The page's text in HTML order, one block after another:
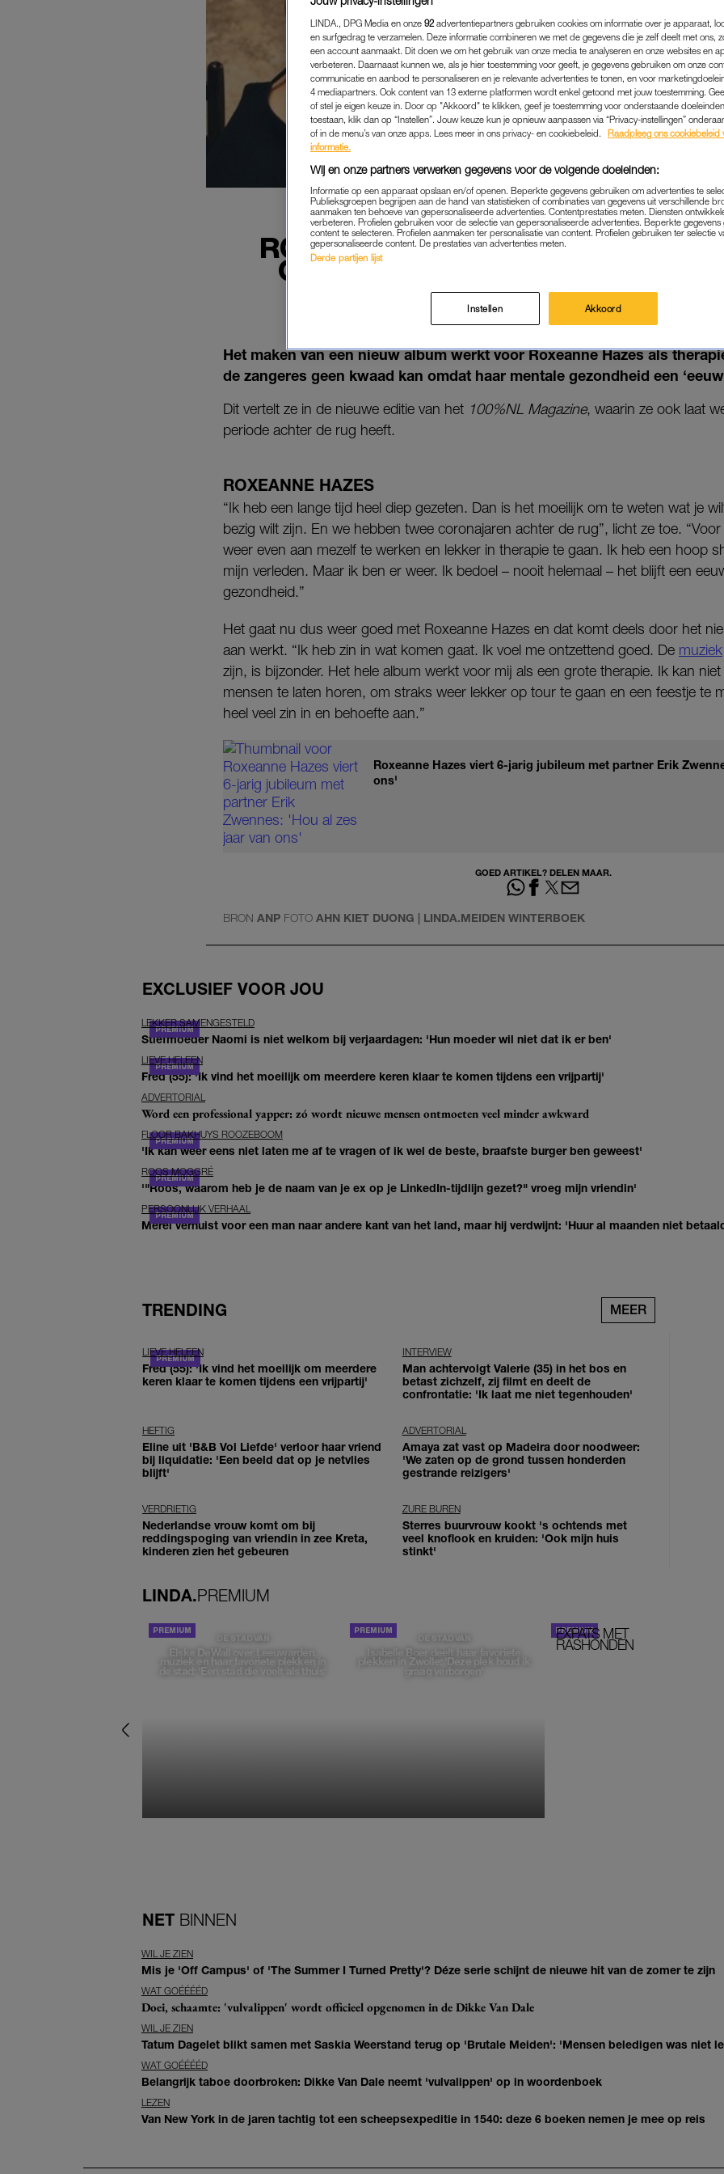
ROXEANNE HAZES OPEN OVER
GEZONDHEID: 'HEB EEN HOOP
VERWERKEN'
ENTERTAINMENT|MENTALE GEZONDHEID
08-11-2022 JUJUBE ZEGUERS
Het maken van een nieuw album werkt voor Roxeanne Hazes als
de zangeres geen kwaad kan omdat haar mentale gezondheid een
Dit vertelt ze in de nieuwe editie van het 100%NL Magazine, waarin ze ook laat
periode achter de rug heeft.
ROXEANNE HAZES
“Ik heb een lange tijd heel diep gezeten. Dan is het moeilijk om te weten wat je
bezig wilt zijn. En we hebben twee coronajaren achter de rug”, licht ze toe.
weer even aan mezelf te werken en lekker in therapie te gaan. Ik heb een hoop
mijn verleden. Maar ik ben er weer. Ik bedoel – nooit helemaal – het blijft een
gezondheid.”
Het gaat nu dus weer goed met Roxeanne Hazes en dat komt deels door het
aan werkt. “Ik heb zin in wat komen gaat. Ik voel me ontzettend goed. De muziek
zijn, is bijzonder. Het hele album werkt voor mij als een grote therapie. Ik kan
mensen te laten horen, om straks weer lekker op tour te gaan en een feestje te
heel veel zin in en behoefte aan.”
Roxeanne Hazes viert 6-jarig jubileum met partner Erik
ons'
GOED ARTIKEL? DELEN MAAR.
BRON ANP FOTO AHN KIET DUONG | LINDA.MEIDEN WINTERBOEK
EXCLUSIEF VOOR JOU
LEKKER SAMENGESTELD
Stiefmoeder Naomi is niet welkom bij verjaardagen: 'Hun moeder wil niet dat ik er ben'
LIEVE HELEEN
Fred (55): 'Ik vind het moeilijk om meerdere keren klaar te komen tijdens een vrijpartij'
ADVERTORIAL
Word een professional yapper: zó wordt nieuwe mensen ontmoeten veel minder awkward
FLOOR BAKHUYS ROOZEBOOM
'Ik kan weer eens niet laten me af te vragen of ik wel de beste, braafste burger ben geweest'
ROOS MOGGRÉ
'"Roos, waarom heb je de naam van je ex op je LinkedIn-tijdlijn gezet?" vroeg mijn vriendin'
PERSOONLIJK VERHAAL
Merel verhuist voor een man naar andere kant van het land, maar hij verdwijnt: 'Huur al maanden niet
TRENDING MEER
LIEVE HELEEN
Fred (55): 'Ik vind het moeilijk om meerdere
keren klaar te komen tijdens een vrijpartij'
INTERVIEW
Man achtervolgt Valerie (35) in het bos en
betast zichzelf, zij filmt en deelt de
confrontatie: 'Ik laat me niet tegenhouden'
HEFTIG
Eline uit 'B&B Vol Liefde' verloor haar vriend
bij liquidatie: 'Een beeld dat op je netvlies
blijft'
ADVERTORIAL
Amaya zat vast op Madeira door noodweer:
'We zaten op de grond tussen honderden
gestrande reizigers'
VERDRIETIG
Nederlandse vrouw komt om bij
reddingspoging van vriendin in zee Kreta,
kinderen zien het gebeuren
ZURE BUREN
Sterres buurvrouw kookt 's ochtends met
veel knoflook en kruiden: 'Ook mijn huis
stinkt'
LINDA.PREMIUM
DE STAD VAN
Elske DeWall over Leeuwarden,
muziek en haar favoriete plekken in
de stad: 'Een stad die voelt als thuis'
DE STAD VAN
Isabelle Boer deelt haar favoriete
plekken in Zwolle: 'Deze plek houd ik
graag verborgen'
EXPATS MET
RASHONDEN
NET BINNEN
WIL JE ZIEN
Mis je 'Off Campus' of 'The Summer I Turned Pretty'? Déze serie schijnt de nieuwe hit van de zomer te zijn
WAT GOÉÉÉÉD
Doei, schaamte: 'vulvalippen' wordt officieel opgenomen in de Dikke Van Dale
WIL JE ZIEN
Tatum Dagelet blikt samen met Saskia Weerstand terug op 'Brutale Meiden': 'Mensen beledigen was niet
WAT GOÉÉÉÉD
Belangrijk taboe doorbroken: Dikke Van Dale neemt 'vulvalippen' op in woordenboek
LEZEN
Van New York in de jaren tachtig tot een scheepsexpeditie in 1540: deze 6 boeken nemen je mee op reis
LINDA., DPG Media en onze 92 advertentiepartners gebruiken cookies om informatie over je apparaat,
en surfgedrag te verzamelen. Deze informatie combineren we met de gegevens die je zelf deelt met ons,
een account aanmaakt. Dit doen we om het gebruik van onze media te analyseren en onze websites en
verbeteren. Daarnaast kunnen we, als je hier toestemming voor geeft, je gegevens gebruiken om onze
communicatie en aanbod te personaliseren en je relevante advertenties te tonen, en voor
4 mediapartners. Ook content van 13 externe platformen wordt enkel getoond met jouw toestemming.
of stel je eigen keuze in. Door op "Akkoord" te klikken, geef je toestemming voor onderstaande
toestaan, klik dan op “Instellen”. Jouw keuze kun je opnieuw aanpassen via “Privacy-instellingen”
of in de menu’s van onze apps. Lees meer in ons privacy- en cookiebeleid.
Raadpleeg ons cookiebeleid
informatie.
Wij en onze partners verwerken gegevens voor de volgende doeleinden:
Informatie op een apparaat opslaan en/of openen. Beperkte gegevens gebruiken om advertenties te
Publieksgroepen begrijpen aan de hand van statistieken of combinaties van gegevens uit verschillende
aanmaken ten behoeve van gepersonaliseerde advertenties. Contentprestaties meten. Diensten
verbeteren. Profielen gebruiken voor de selectie van gepersonaliseerde advertenties. Beperkte
content te selecteren. Profielen aanmaken ter personalisatie van content. Profielen gebruiken ter selectie
gepersonaliseerde content. De prestaties van advertenties meten.
Derde partijen lijst
Instellen Akkoord